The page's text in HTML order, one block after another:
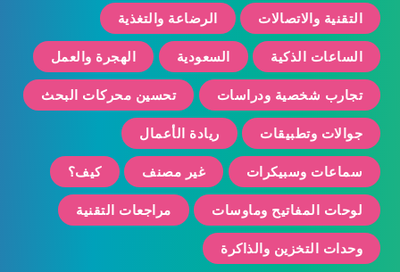
التقنية والاتصالات الرضاعة والتغذية
الساعات الذكية السعودية الهجرة والعمل
تجارب شخصية ودراسات تحسين محركات البحث
جوالات وتطبيقات ريادة الأعمال
سماعات وسبيكرات غير مصنف كيف؟
لوحات المفاتيح وماوسات مراجعات التقنية
وحدات التخزين والذاكرة